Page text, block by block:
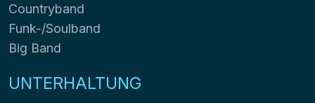
Countryband
Funk-/Soulband
Big Band
UNTERHALTUNG